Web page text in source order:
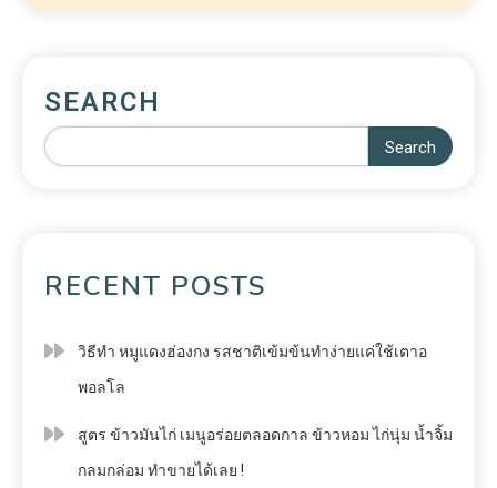
SEARCH
Search
RECENT POSTS
วิธีทำ หมูแดงฮ่องกง รสชาติเข้มข้นทำง่ายแค่ใช้เตาอ
พอลโล
สูตร ข้าวมันไก่ เมนูอร่อยตลอดกาล ข้าวหอม ไก่นุ่ม น้ำจิ้ม
กลมกล่อม ทำขายได้เลย !